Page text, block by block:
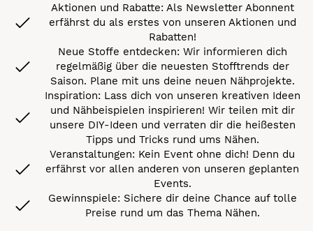
Aktionen und Rabatte: Als Newsletter Abonnent
erfährst du als erstes von unseren Aktionen und
Rabatten!
Neue Stoffe entdecken: Wir informieren dich
regelmäßig über die neuesten Stofftrends der
Saison. Plane mit uns deine neuen Nähprojekte.
Inspiration: Lass dich von unseren kreativen Ideen
und Nähbeispielen inspirieren! Wir teilen mit dir
unsere DIY-Ideen und verraten dir die heißesten
Tipps und Tricks rund ums Nähen.
Veranstaltungen: Kein Event ohne dich! Denn du
erfährst vor allen anderen von unseren geplanten
Events.
Gewinnspiele: Sichere dir deine Chance auf tolle
Preise rund um das Thema Nähen.